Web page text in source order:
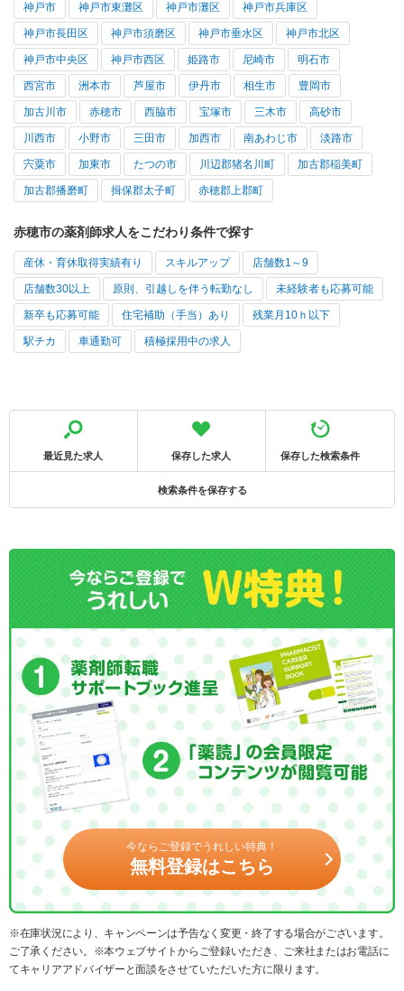
神戸市 神戸市東灘区 神戸市灘区 神戸市兵庫区
神戸市長田区 神戸市須磨区 神戸市垂水区 神戸市北区
神戸市中央区 神戸市西区 姫路市 尼崎市 明石市
西宮市 洲本市 芦屋市 伊丹市 相生市 豊岡市
加古川市 赤穂市 西脇市 宝塚市 三木市 高砂市
川西市 小野市 三田市 加西市 南あわじ市 淡路市
宍粟市 加東市 たつの市 川辺郡猪名川町 加古郡稲美町
加古郡播磨町 揖保郡太子町 赤穂郡上郡町
赤穂市の薬剤師求人をこだわり条件で探す
産休・育休取得実績有り スキルアップ 店舗数1～9
店舗数30以上 原則、引越しを伴う転勤なし 未経験者も応募可能
新卒も応募可能 住宅補助（手当）あり 残業月10ｈ以下
駅チカ 車通勤可 積極採用中の求人
最近見た求人 保存した求人 保存した検索条件
検索条件を保存する
今ならご登録でうれしい特典！
無料登録はこちら
※在庫状況により、キャンペーンは予告なく変更・終了する場合がございます。
ご了承ください。※本ウェブサイトからご登録いただき、ご来社またはお電話に
てキャリアアドバイザーと面談をさせていただいた方に限ります。